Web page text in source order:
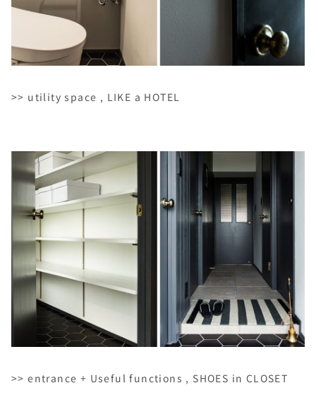
>> utility space , LIKE a HOTEL
>> entrance + Useful functions , SHOES in CLOSET